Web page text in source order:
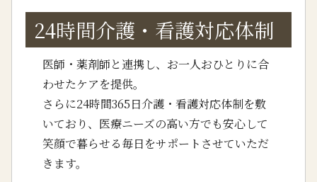
24時間介護・看護対応体制
医師・薬剤師と連携し、お一人おひとりに合
わせたケアを提供。
さらに24時間365日介護・看護対応体制を敷
いており、医療ニーズの高い方でも安心して
笑顔で暮らせる毎日をサポートさせていただ
きます。